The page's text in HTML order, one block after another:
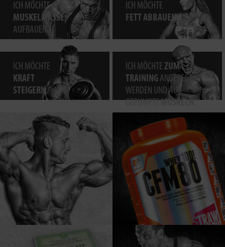
ICH MÖCHTE
MUSKELMASSE
AUFBAUEN.
ICH MÖCHTE
FETT ABBAUEN.
ICH MÖCHTE
KRAFT
STEIGERN.
ICH MÖCHTEZUM
TRAINING ANGEREGT
WERDEN UND AUF-
GEPUMPTEMUSKELN.